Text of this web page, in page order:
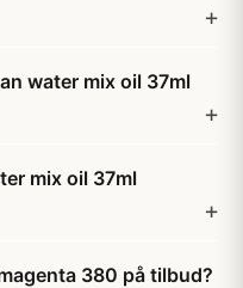
water mix oil 37ml
mix oil 37ml
380 på tilbud?